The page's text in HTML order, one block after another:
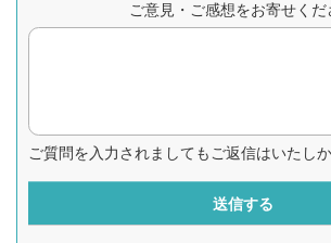
ご意見・ご感想をお寄せくだ
ご質問を入力されましてもご返信はいたし
送信する